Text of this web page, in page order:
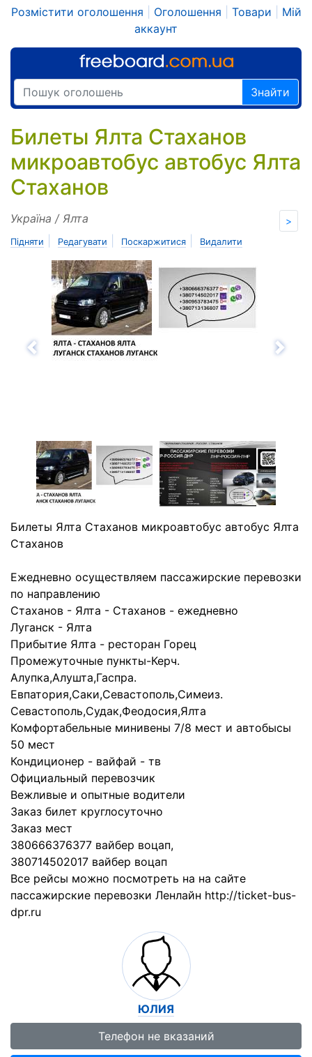
Розмістити оголошення Оголошення Товари
Мій
аккаунт
Знайти
Билеты Ялта Стаханов
микроавтобус автобус Ялта
Стаханов
>
Україна / Ялта
Підняти Редагувати Поскаржитися Видалити
Назад
Билеты Ялта Стаханов микроавтобус автобус Ялта
Стаханов
Ежедневно осуществляем пассажирские перевозки
по направлению
Стаханов - Ялта - Стаханов - ежедневно
Луганск - Ялта
Прибытие Ялта - ресторан Горец
Промежуточные пункты-Керч.
Алупка,Алушта,Гаспра.
Евпатория,Саки,Севастополь,Симеиз.
Севастополь,Судак,Феодосия,Ялта
Комфортабельные минивены 7/8 мест и автобысы
50 мест
Кондиционер - вайфай - тв
Официальный перевозчик
Вежливые и опытные водители
Заказ билет круглосуточно
Заказ мест
380666376377 вайбер воцап,
380714502017 вайбер воцап
Все рейсы можно посмотреть на на сайте
пассажирские перевозки Ленлайн http://ticket-bus-
dpr.ru
ЮЛИЯ
Телефон не вказаний